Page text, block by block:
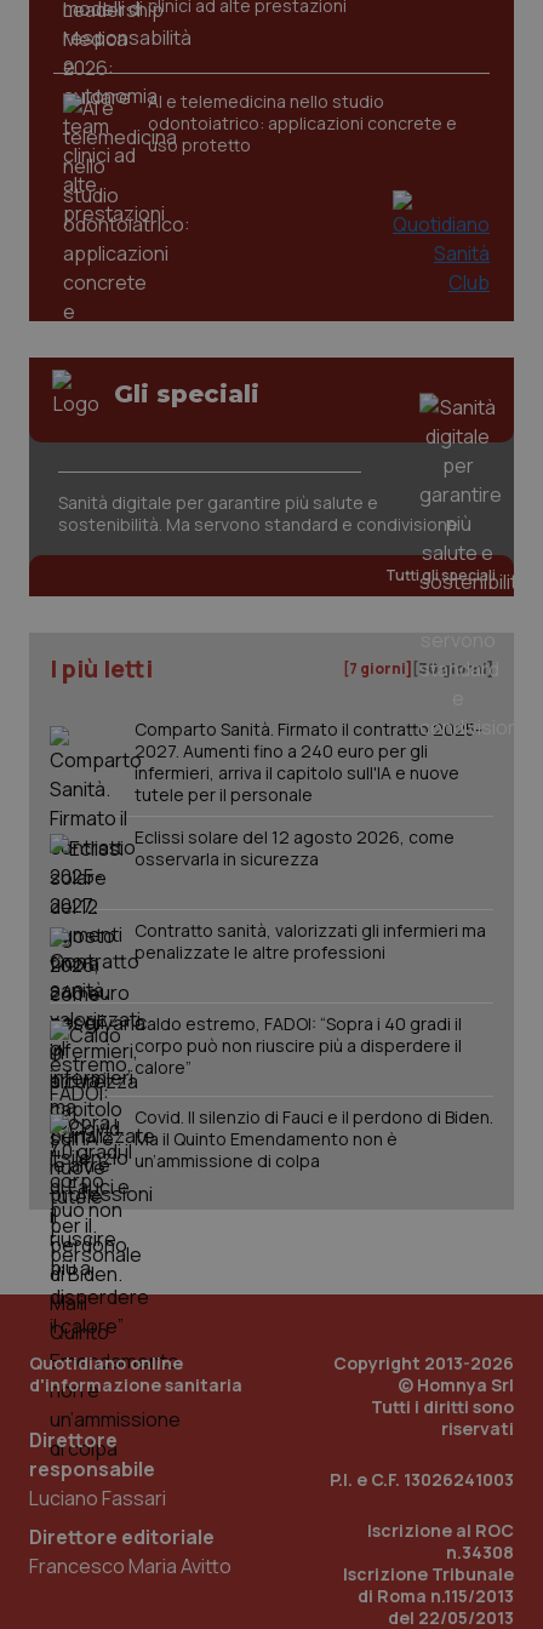
clinici ad alte prestazioni
AI e telemedicina nello studio
odontoiatrico: applicazioni concrete e
uso protetto
Gli speciali
Sanità digitale per garantire più salute e
sostenibilità. Ma servono standard e condivisione
Tutti gli speciali
I più letti [7 giorni] [30 giorni]
Comparto Sanità. Firmato il contratto 2025-
2027. Aumenti fino a 240 euro per gli
infermieri, arriva il capitolo sull'IA e nuove
tutele per il personale
Eclissi solare del 12 agosto 2026, come
osservarla in sicurezza
Contratto sanità, valorizzati gli infermieri ma
penalizzate le altre professioni
Caldo estremo, FADOI: “Sopra i 40 gradi il
corpo può non riuscire più a disperdere il
calore”
Covid. Il silenzio di Fauci e il perdono di Biden.
Ma il Quinto Emendamento non è
un’ammissione di colpa
Quotidiano online
d'informazione sanitaria
Direttore
responsabile
Luciano Fassari
Direttore editoriale
Francesco Maria Avitto
Copyright 2013-2026
© Homnya Srl
Tutti i diritti sono
riservati
P.I. e C.F. 13026241003
Iscrizione al ROC
n.34308
Iscrizione Tribunale
di Roma n.115/2013
del 22/05/2013
CookieScriptConsent
CookieScript
5
tracking-sites-ironfish-
session-id
www.quotidianosanita.it
.quotidianosanita.it
www.quotidianosanita.it